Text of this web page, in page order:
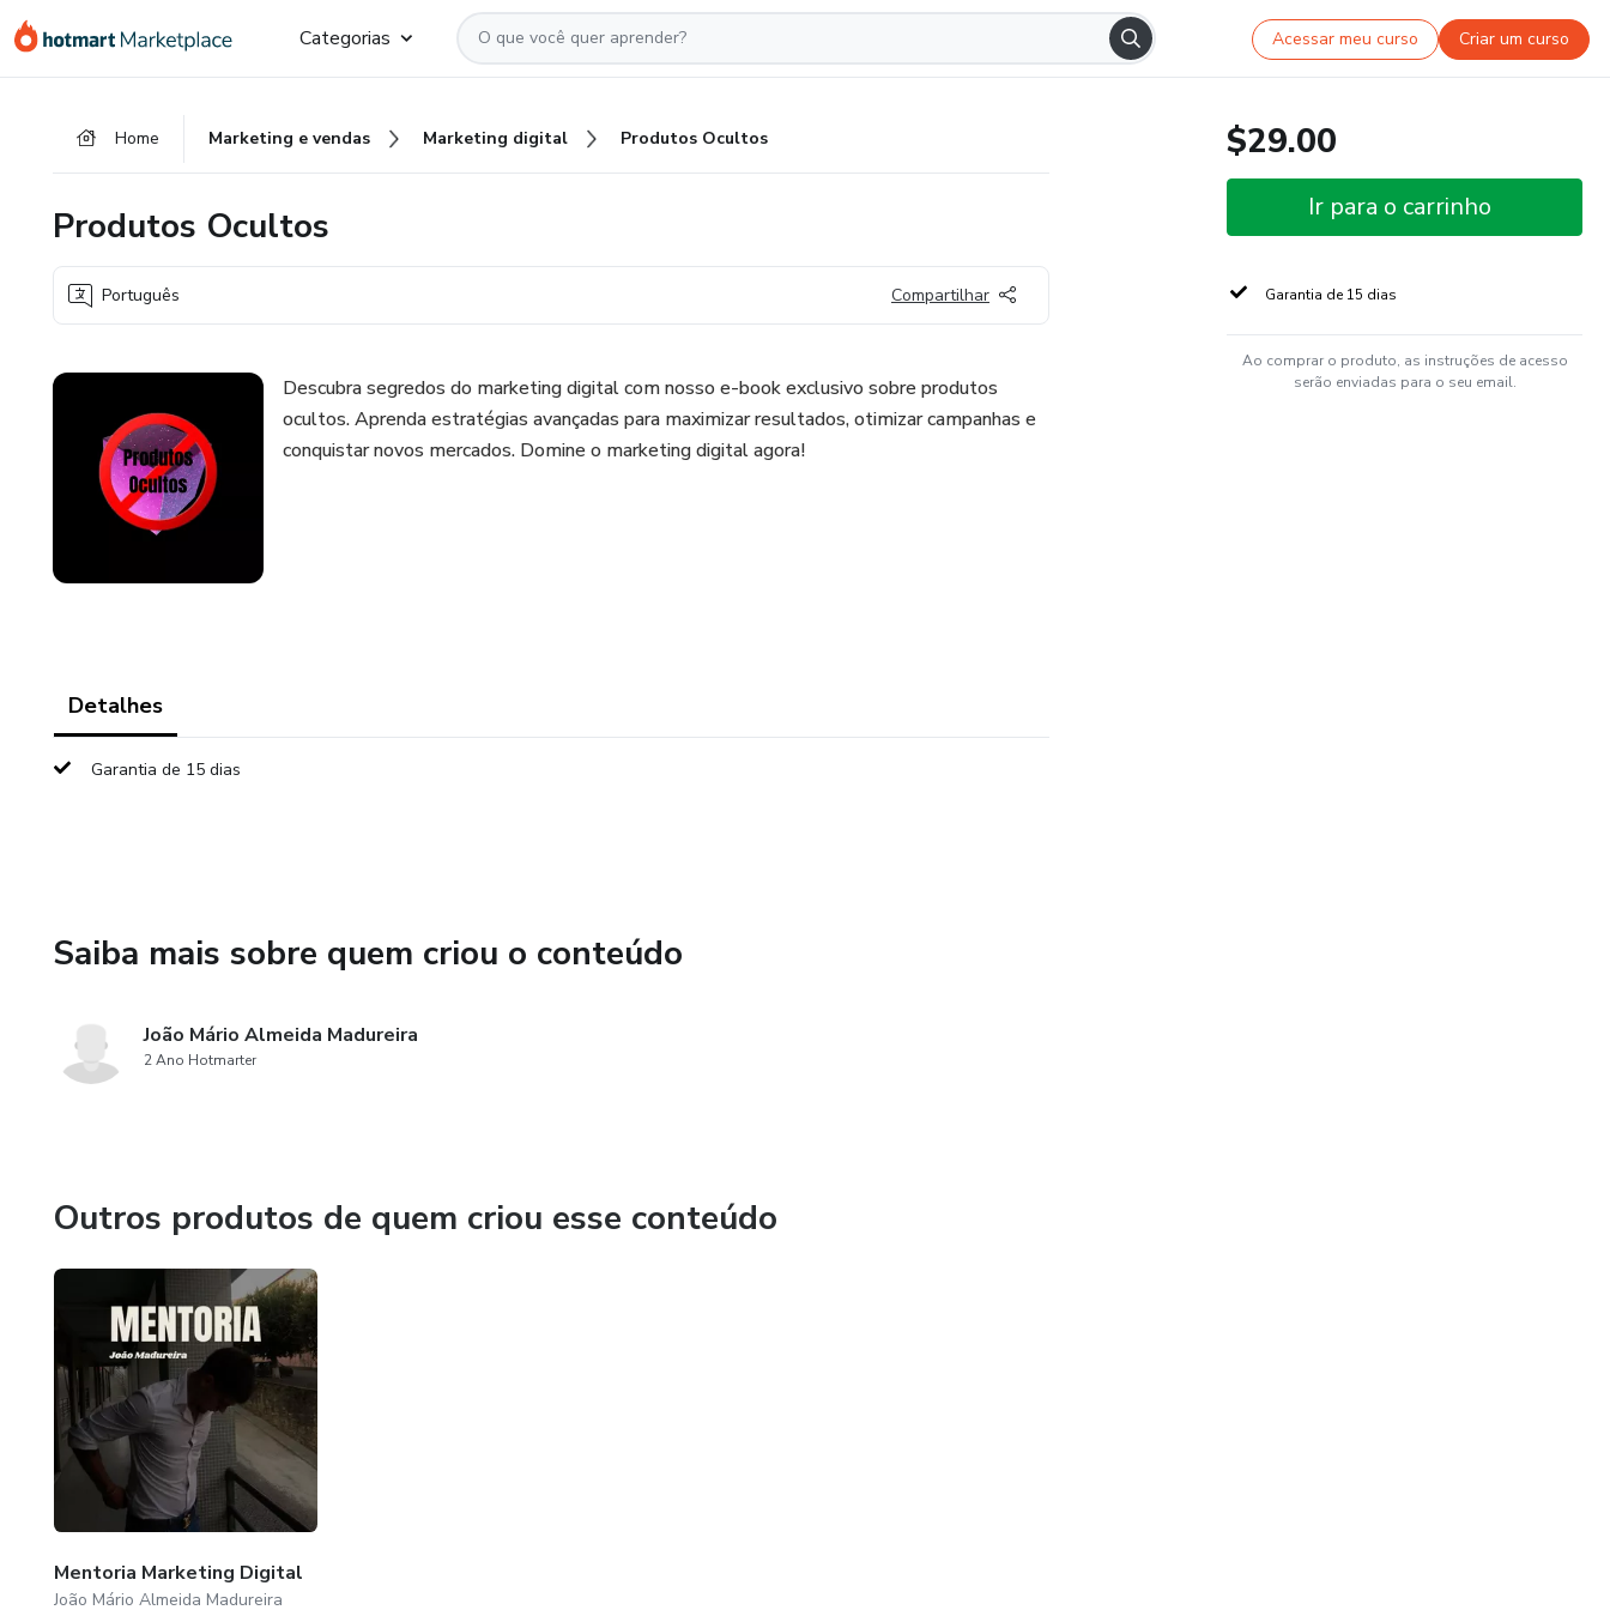
para
para
para
Categorias Acessar meu curso Criar um curso
Home Marketing e vendas Marketing digital Produtos Ocultos
Produtos Ocultos
Português Compartilhar
Descubra segredos do marketing digital com nosso e-book exclusivo sobre produtos
ocultos. Aprenda estratégias avançadas para maximizar resultados, otimizar campanhas e
conquistar novos mercados. Domine o marketing digital agora!
Detalhes
Garantia de 15 dias
Saiba mais sobre quem criou o conteúdo
João Mário Almeida Madureira
2 Ano Hotmarter
Outros produtos de quem criou esse conteúdo
Mentoria Marketing Digital
João Mário Almeida Madureira
$29.00
Ir para o carrinho
Garantia de 15 dias
Ao comprar o produto, as instruções de acesso
serão enviadas para o seu email.